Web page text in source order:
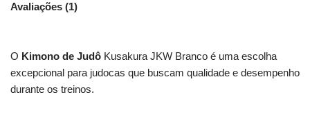
Avaliações (1)
O Kimono de Judô Kusakura JKW Branco é uma escolha
excepcional para judocas que buscam qualidade e desempenho
durante os treinos.